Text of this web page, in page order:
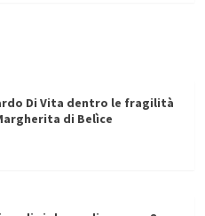
Di Vita dentro le fragilità
di Belìce